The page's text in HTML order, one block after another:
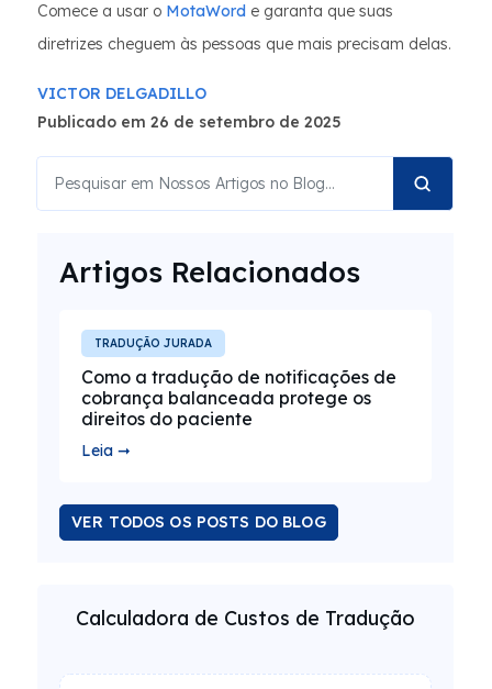
Comece a usar o MotaWord e garanta que suas
diretrizes cheguem às pessoas que mais precisam delas.
VICTOR DELGADILLO
Publicado em 26 de setembro de 2025
Artigos Relacionados
TRADUÇÃO JURADA
Como a tradução de notificações de
cobrança balanceada protege os
direitos do paciente
Leia ➞
VER TODOS OS POSTS DO BLOG
Calculadora de Custos de Tradução